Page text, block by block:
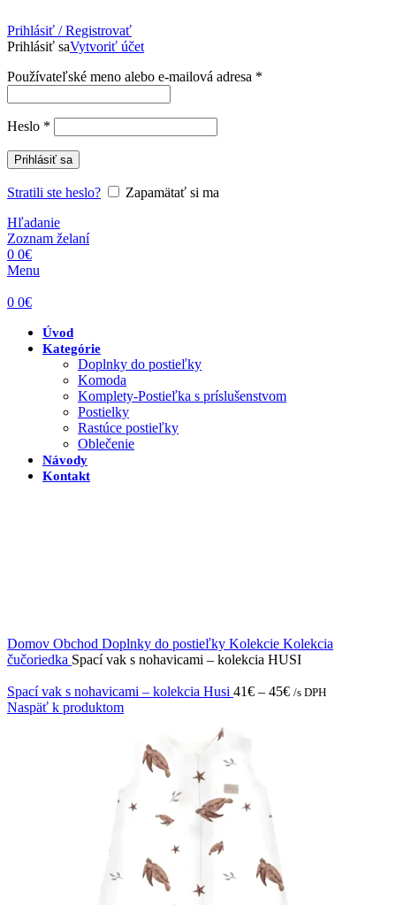
Prihlásiť / Registrovať
Prihlásiť saVytvoriť účet
Používateľské meno alebo e-mailová adresa *
Heslo *
Prihlásiť sa
Stratili ste heslo?
Zapamätať si ma
Hľadanie
Zoznam želaní
0 0€
Menu
0 0€
Úvod
Kategórie
Doplnky do postieľky
Komoda
Komplety-Postieľka s príslušenstvom
Postielky
Rastúce postieľky
Oblečenie
Návody
Kontakt
Domov Obchod Doplnky do postieľky Kolekcie Kolekcia
čučoriedka Spací vak s nohavicami – kolekcia HUSI
Spací vak s nohavicami – kolekcia Husi 41€ – 45€ /s DPH
Naspäť k produktom